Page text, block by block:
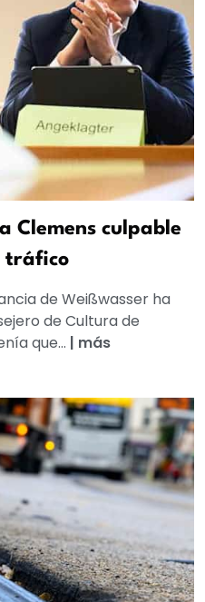
Clemens culpable
tráfico
de Weißwasser ha
de Cultura de
que... | más